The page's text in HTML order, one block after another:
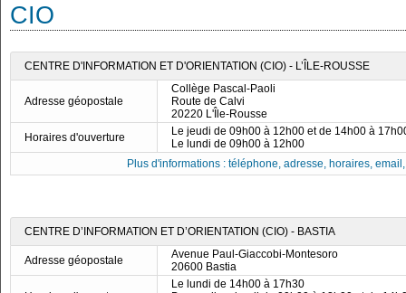
CIO
CENTRE D'INFORMATION ET D'ORIENTATION (CIO) - L’ÎLE-ROUSSE
Adresse géopostale
Collège Pascal-Paoli
Route de Calvi
20220 L'Île-Rousse
Horaires d'ouverture
Le jeudi de 09h00 à 12h00 et de 14h00 à
Le lundi de 09h00 à 12h00
Plus d'informations : téléphone, adresse, horaires,
CENTRE D’INFORMATION ET D’ORIENTATION (CIO) - BASTIA
Adresse géopostale
Avenue Paul-Giaccobi-Montesoro
20600 Bastia
Le lundi de 14h00 à 17h30